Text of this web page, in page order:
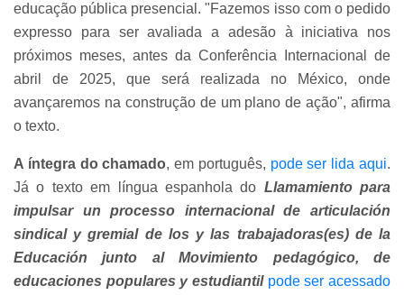
educação pública presencial. "Fazemos isso com o pedido
expresso para ser avaliada a adesão à iniciativa nos
próximos meses, antes da Conferência Internacional de
abril de 2025, que será realizada no México, onde
avançaremos na construção de um plano de ação", afirma
o texto.
A íntegra do chamado, em português, pode ser lida aqui.
Já o texto em língua espanhola do Llamamiento para
impulsar un processo internacional de articulación
sindical y gremial de los y las trabajadoras(es) de la
Educación junto al Movimiento pedagógico, de
educaciones populares y estudiantil pode ser acessado